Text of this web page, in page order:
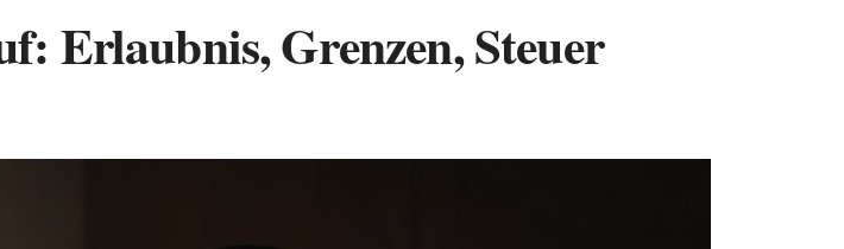
Erlaubnis, Grenzen, Steuer